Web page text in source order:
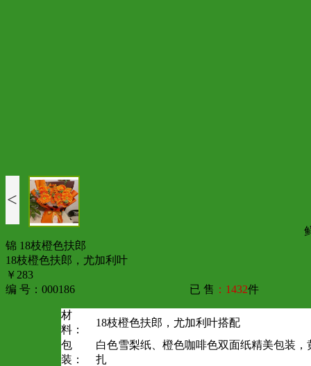
<
锦 18枝橙色扶郎
18枝橙色扶郎，尤加利叶
￥283
编 号：000186
已 售 ：1432件
材
料：
18枝橙色扶郎，尤加利叶搭配
包
装：
白色雪梨纸、橙色咖啡色双面纸精美包装
扎